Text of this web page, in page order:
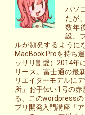
パソ
たが
数年
設。
ルが頻発するように
MacBook Proを持ち
ッサリ割愛）2014年
リース。富士通の最
リエイターモデルに
所」お手伝い1号の
る、このwordpress
プリ開発入門講座「